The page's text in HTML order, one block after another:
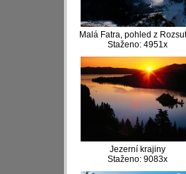
Malá Fatra, pohled z
Staženo: 4951x
Jezerní krajiny
Staženo: 9083x